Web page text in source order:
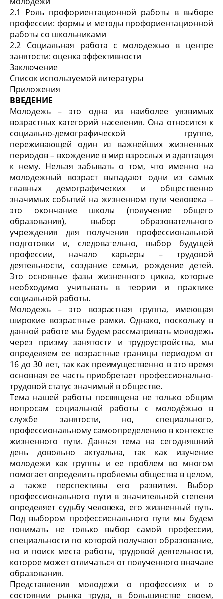
2.1 Роль профориентационной работы в выборе
профессии: формы и методы профориентационной
работы со школьниками
2.2 Социальная работа с молодежью в центре
занятости: оценка эффективности
Заключение
Список используемой литературы
Приложения
ВВЕДЕНИЕ
Молодежь – это одна из наиболее уязвимых
возрастных категорий населения. Она относится к
социально-демографической группе,
переживающей один из важнейших жизненных
периодов – вхождение в мир взрослых и адаптация
к нему. Нельзя забывать о том, что именно на
молодежный возраст выпадают одни из самых
главных демографических и общественно
значимых событий на жизненном пути человека –
это окончание школы (получение общего
образования), выбор образовательного
учреждения для получения профессиональной
подготовки и, следовательно, выбор будущей
профессии, начало карьеры – трудовой
деятельности, создание семьи, рождение детей.
Это основные фазы жизненного цикла, которые
необходимо учитывать в теории и практике
социальной работы.
Молодежь – это возрастная группа, имеющая
широкие возрастные рамки. Однако, поскольку в
данной работе мы будем рассматривать молодежь
через призму занятости и трудоустройства, мы
определяем ее возрастные границы периодом от
16 до 30 лет, так как преимущественно в это время
основная ее часть приобретает профессионально-
трудовой статус значимый в обществе.
Тема нашей работы посвящена не только общим
вопросам социальной работы с молодёжью в
службе занятости, но, специального,
профессиональному самоопределению в контексте
жизненного пути. Данная тема на сегодняшний
день довольно актуальна, так как изучение
молодежи как группы и ее проблем во многом
помогает определить проблемы общества в целом,
а также перспективы его развития. Выбор
профессионального пути в значительной степени
определяет судьбу человека, его жизненный путь.
Под выбором профессионального пути мы будем
понимать не только выбор самой профессии,
специальности по которой получают образование,
но и поиск места работы, трудовой деятельности,
которое может отличаться от полученного вначале
образования.
Представления молодежи о профессиях и о
состоянии рынка труда, в большинстве своем,